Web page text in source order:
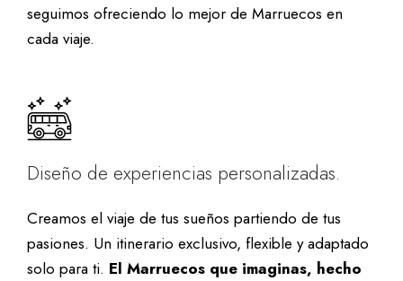
seguimos ofreciendo lo mejor de Marruecos en
cada viaje.
Diseño de experiencias personalizadas.
Creamos el viaje de tus sueños partiendo de tus
pasiones. Un itinerario exclusivo, flexible y adaptado
solo para ti. El Marruecos que imaginas, hecho